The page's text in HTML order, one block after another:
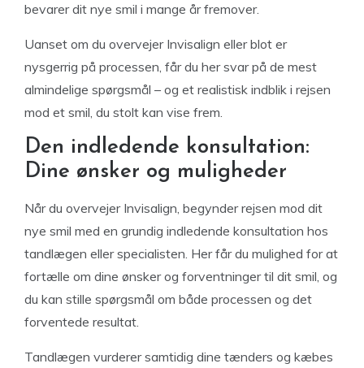
bevarer dit nye smil i mange år fremover.
Uanset om du overvejer Invisalign eller blot er
nysgerrig på processen, får du her svar på de mest
almindelige spørgsmål – og et realistisk indblik i rejsen
mod et smil, du stolt kan vise frem.
Den indledende konsultation:
Dine ønsker og muligheder
Når du overvejer Invisalign, begynder rejsen mod dit
nye smil med en grundig indledende konsultation hos
tandlægen eller specialisten. Her får du mulighed for at
fortælle om dine ønsker og forventninger til dit smil, og
du kan stille spørgsmål om både processen og det
forventede resultat.
Tandlægen vurderer samtidig dine tænders og kæbes